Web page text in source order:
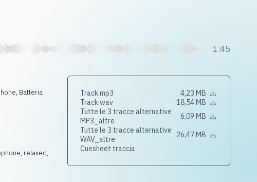
1:45
, Batteria
relaxed,
Track mp3
4,23 MB
Track wav
18,54 MB
Tutte le 3 tracce alternative
MP3_altre
6,09 MB
Tutte le 3 tracce alternative
WAV_altre
26,47 MB
Cuesheet traccia